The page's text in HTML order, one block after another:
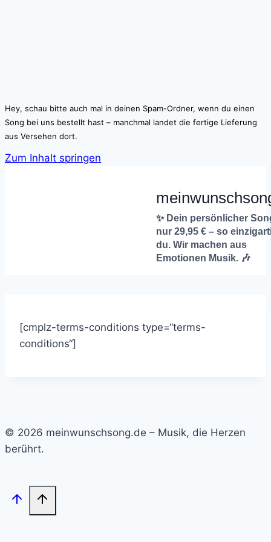
Hey, schau bitte auch mal in deinen Spam-Ordner, wenn du einen
Song bei uns bestellt hast – manchmal landet die fertige Lieferung
aus Versehen dort.
Zum Inhalt springen
✨ Dein persönlicher
nur 29,95 € – so
du. Wir machen aus
Emotionen Musik. 🎶
[cmplz-terms-conditions type=“terms-
conditions“]
© 2026 meinwunschsong.de – Musik, die Herzen
berührt.